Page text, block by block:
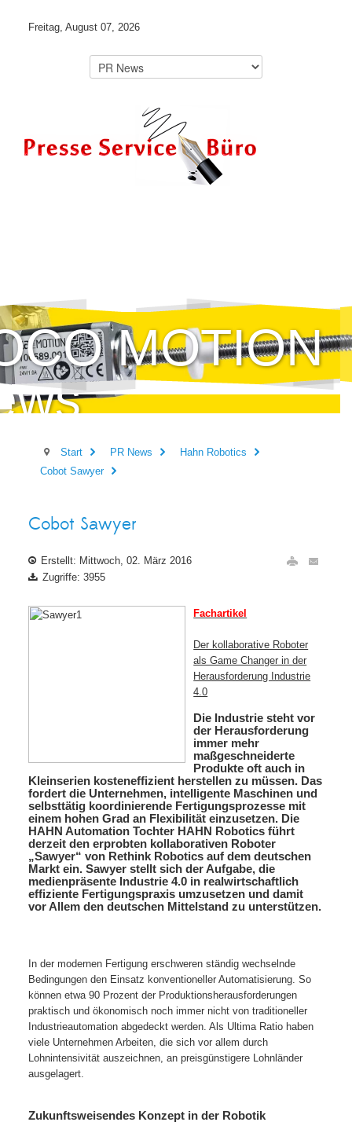
Freitag, August 07, 2026
MOTION
Start PR News
Hahn Robotics
Cobot Sawyer
Cobot Sawyer
Erstellt: Mittwoch, 02. März 2016
Zugriffe: 3955
Fachartikel
Der kollaborative Roboter
als Game Changer in der
Herausforderung Industrie
4.0
Die Industrie steht vor
der Herausforderung
immer mehr
maßgeschneiderte
Produkte oft auch in
Kleinserien kosteneffizient herstellen zu müssen. Das
fordert die Unternehmen, intelligente Maschinen und
selbsttätig koordinierende Fertigungsprozesse mit
einem hohen Grad an Flexibilität einzusetzen. Die
HAHN Automation Tochter HAHN Robotics führt
derzeit den erprobten kollaborativen Roboter
„Sawyer“ von Rethink Robotics auf dem deutschen
Markt ein. Sawyer stellt sich der Aufgabe, die
medienpräsente Industrie 4.0 in realwirtschaftlich
effiziente Fertigungspraxis umzusetzen und damit
vor Allem den deutschen Mittelstand zu unterstützen.
In der modernen Fertigung erschweren ständig wechselnde
Bedingungen den Einsatz konventioneller Automatisierung. So
können etwa 90 Prozent der Produktionsherausforderungen
praktisch und ökonomisch noch immer nicht von traditioneller
Industrieautomation abgedeckt werden. Als Ultima Ratio haben
viele Unternehmen Arbeiten, die sich vor allem durch
Lohnintensivität auszeichnen, an preisgünstigere Lohnländer
ausgelagert.
Zukunftsweisendes Konzept in der Robotik